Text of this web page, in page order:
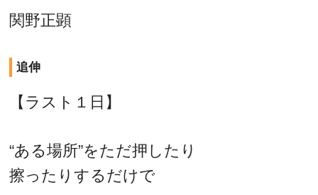
関野正顕
追伸
【ラスト１日】
“ある場所”をただ押したり
擦ったりするだけで